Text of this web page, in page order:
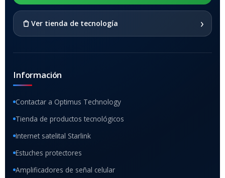
Ver tienda de tecnología ›
Información
Contactar a Optimus Technology
Tienda de productos tecnológicos
Internet satelital Starlink
Estuches protectores
Amplificadores de señal celular